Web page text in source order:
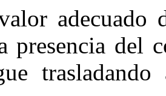
adecuado
presencia del